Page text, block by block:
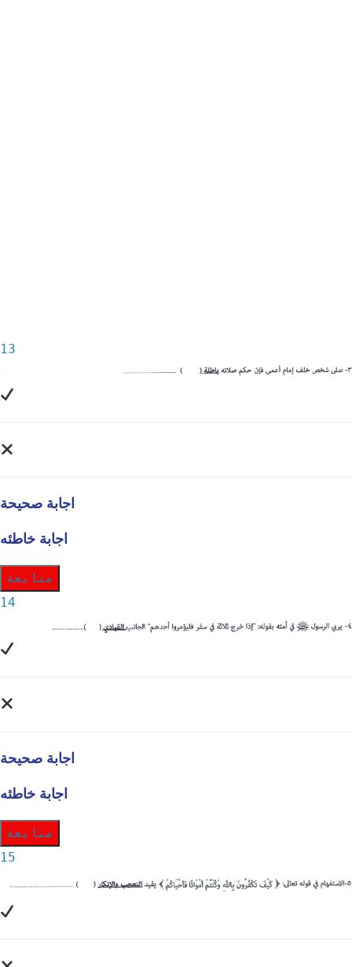
13
اجابة صحيحة
اجابة خاطئه
متابعة
14
اجابة صحيحة
اجابة خاطئه
متابعة
15